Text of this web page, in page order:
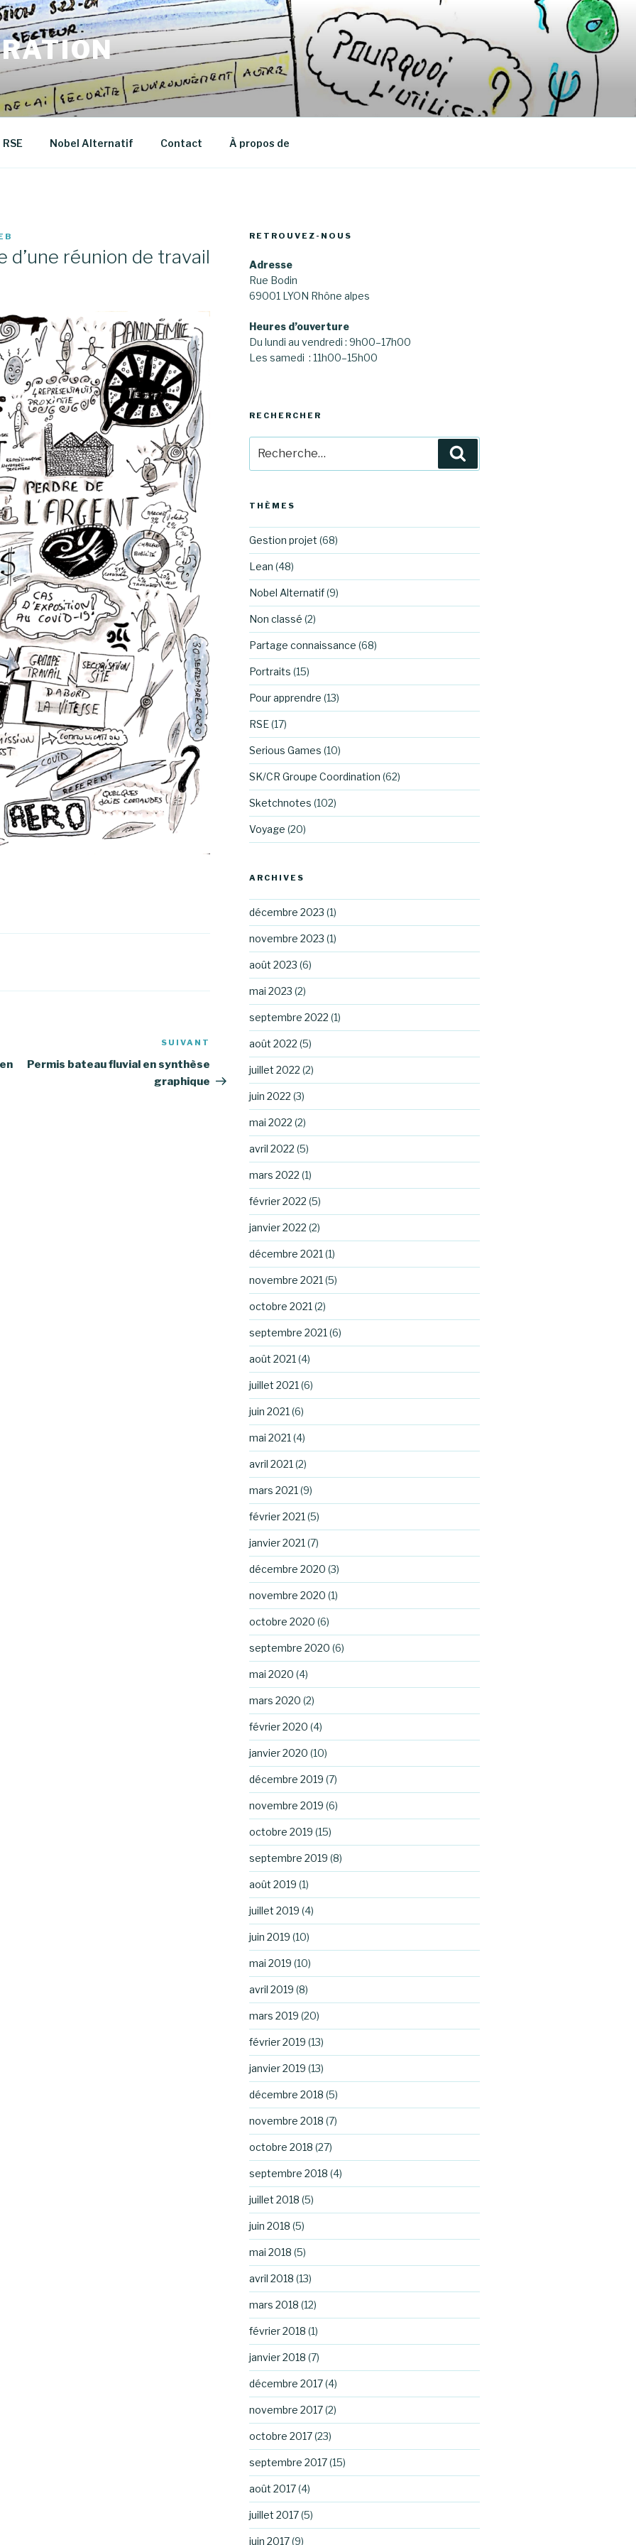
RSE Nobel Alternatif Contact À propos de
d’une réunion de travail
Article
suivant
SUIVANT
Permis bateau fluvial en synthèse
graphique
RETROUVEZ-NOUS
Adresse
Rue Bodin
69001 LYON Rhône alpes
Heures d’ouverture
Du lundi au vendredi : 9h00–17h00
Les samedi : 11h00–15h00
RECHERCHER
pour
THÈMES
Gestion projet (68)
Lean (48)
Nobel Alternatif(9)
Non classé (2)
Partage connaissance (68)
Portraits (15)
Pour apprendre (13)
RSE(17)
Serious Games (10)
SK/CR Groupe Coordination (62)
Sketchnotes (102)
Voyage (20)
ARCHIVES
décembre 2023 (1)
novembre 2023 (1)
août 2023 (6)
mai 2023 (2)
septembre 2022 (1)
août 2022 (5)
juillet 2022 (2)
juin 2022 (3)
mai 2022 (2)
avril 2022 (5)
mars 2022 (1)
février 2022 (5)
janvier 2022 (2)
décembre 2021 (1)
novembre 2021 (5)
octobre 2021 (2)
septembre 2021 (6)
août 2021 (4)
juillet 2021 (6)
juin 2021 (6)
mai 2021 (4)
avril 2021 (2)
mars 2021 (9)
février 2021 (5)
janvier 2021 (7)
décembre 2020 (3)
novembre 2020 (1)
octobre 2020 (6)
septembre 2020 (6)
mai 2020 (4)
mars 2020 (2)
février 2020 (4)
janvier 2020 (10)
décembre 2019 (7)
novembre 2019 (6)
octobre 2019 (15)
septembre 2019 (8)
août 2019 (1)
juillet 2019 (4)
juin 2019 (10)
mai 2019 (10)
avril 2019 (8)
mars 2019 (20)
février 2019 (13)
janvier 2019 (13)
décembre 2018 (5)
novembre 2018 (7)
octobre 2018 (27)
septembre 2018 (4)
juillet 2018 (5)
juin 2018 (5)
mai 2018 (5)
avril 2018 (13)
mars 2018 (12)
février 2018 (1)
janvier 2018 (7)
décembre 2017(4)
novembre 2017(2)
octobre 2017(23)
septembre 2017(15)
août 2017(4)
juillet 2017(5)
juin 2017(9)